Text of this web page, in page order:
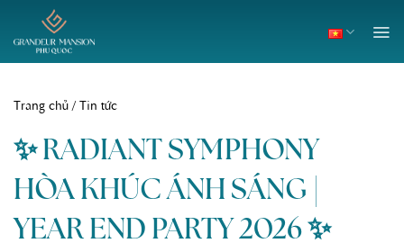
content
Trang chủ /Tin tức
✨ RADIANT SYMPHONY –
HÒA KHÚC ÁNH SÁNG |
YEAR END PARTY 2026 ✨